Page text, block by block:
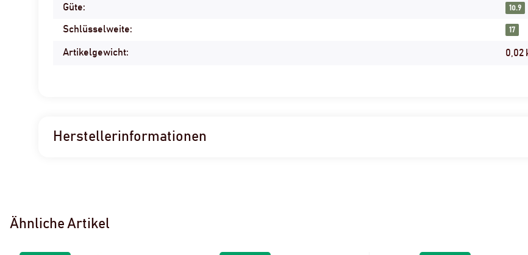
Güte: 10.9
Schlüsselweite: 17
Artikelgewicht: 0,02
Herstellerinformationen
Ähnliche Artikel